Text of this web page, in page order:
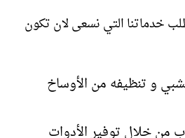
خدماتنا التي نسعى لان تكون
و تنظيفه من الأوساخ
من خلال توفير الأدوات